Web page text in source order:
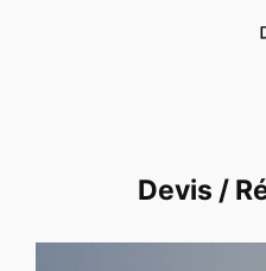
Devis /